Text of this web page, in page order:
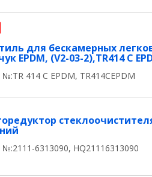
для бескамерных
EPDM, (V2-03-2),TR414 C
№:TR 414 C EPDM, TR414CEPDM
№:2111-6313090, HQ21116313090